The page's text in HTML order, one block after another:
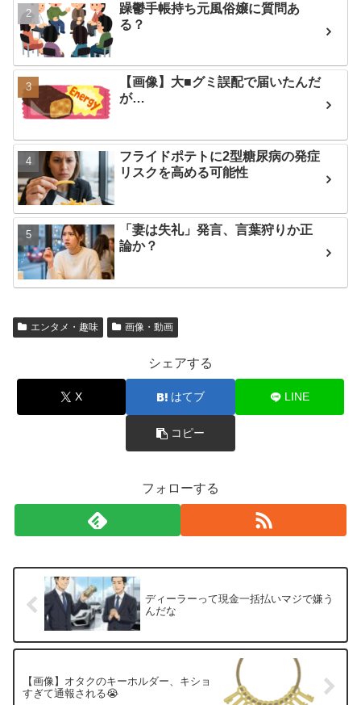
躁鬱手帳持ち元風俗嬢に質問あ
る？
【画像】大■グミ誤配で届いたんだ
が…
フライドポテトに2型糖尿病の発症
リスクを高める可能性
「妻は失礼」発言、言葉狩りか正
論か？
エンタメ・趣味 画像・動画
シェアする
X はてブ LINE
コピー
フォローする
ディーラーって現金一括払いマジで嫌う
んだな
【画像】オタクのキーホルダー、キショ
すぎて通報される😭